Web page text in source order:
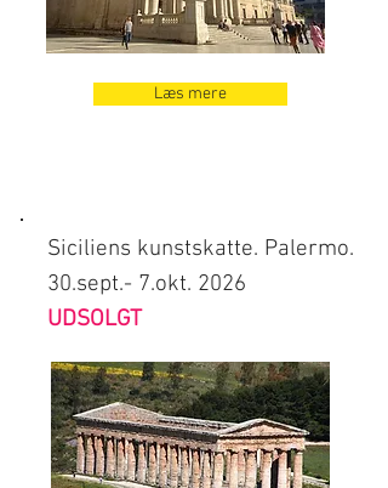
Læs mere
Siciliens kunstskatte. Palermo.
30.sept.- 7.okt. 2026
UDSOLGT